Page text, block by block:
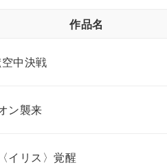
作品名
中決戦
ン襲来
イリス〉覚醒